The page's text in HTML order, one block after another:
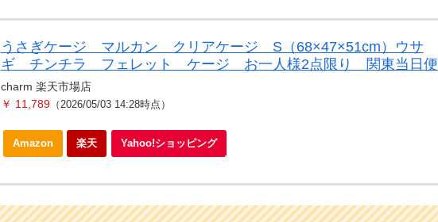
うさぎケージ マルカン クリアケージ S（68×47×51cm）ウサ
ギ チンチラ フェレット ケージ お一人様2点限り 関東当日便
charm 楽天市場店
￥ 11,789（2026/05/03 14:28時点）
Amazon 楽天 Yahoo!ショッピング